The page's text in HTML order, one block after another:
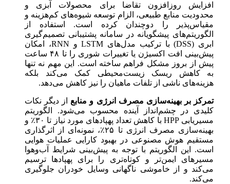
افزایش روزافزون تقاضا برای محصولات آبزی و
محدودیت منابع طبیعی، الزام توسعه شیوه‌های کم‌هزینه و
مقیاس‌پذیر را دوچندان کرده است. استفاده از
الگوریتم‌های پیشگویانه در سامانه پشتیبانی تصمیم‌گیری
ابری (DSS) با ترکیب مدل‌های LSTM و RNN، امکان
پیش‌بینی افت اکسیژن یا تغییرات شوری را تا ۴۸ ساعت
پیش از بروز مشکل فراهم ساخته است. این مهم نه تنها
به کاهش ریسک زیست‌محیطی کمک می‌کند بلکه
هزینه‌های ناشی از تلفات ماهیان را نیز کاهش می‌دهد.
تمرکز بر بهینه‌سازی مصرف انرژی و منابع از دیگر نکات
کلیدی در چشم‌انداز آینده محسوب می‌شود. الگوریتم
مسیریابی HPP با کاهش تعداد پهپادهای مورد نیاز تا ۳۰٪ و
بهینه‌سازی مصرف انرژی تا ۲۵٪، نمونه‌ای از اثرگذاری
مستقیم هوش مصنوعی در بهبود کارایی عملیات هوایی
است. این الگوریتم با توجه به پیش‌بینی شرایط آب‌وهوا
مسیرهای ایمن‌تر و کوتاه‌تری را برای پهپادها ترسیم
می‌کند و از خاموشی ناگهانی وسایل خودران جلوگیری
می‌کند.